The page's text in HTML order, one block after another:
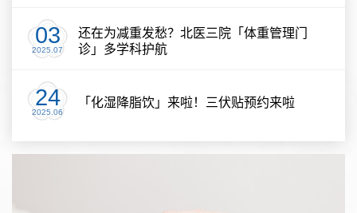
03
2025.07
还在为减重发愁？北医三院「体重管理门
诊」多学科护航
24
2025.06
「化湿降脂饮」来啦！三伏贴预约来啦